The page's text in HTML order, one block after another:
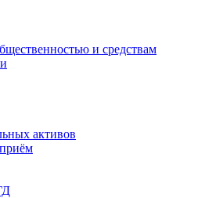
и средствам
активов